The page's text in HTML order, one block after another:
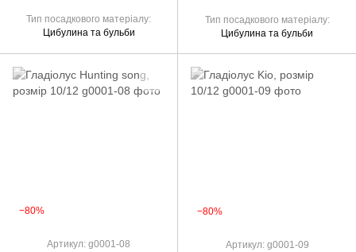
Тип посадкового матеріалу
Цибулина та бульби
Тип посадкового матеріалу
Цибулина та бульби
−80%
Артикул: g0001-08
−80%
Артикул: g0001-09